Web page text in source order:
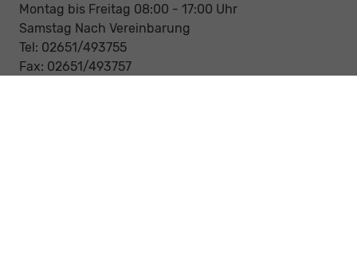
Montag bis Freitag 08:00 - 17:00 Uhr
Samstag Nach Vereinbarung
Tel: 02651/493755
Fax: 02651/493757